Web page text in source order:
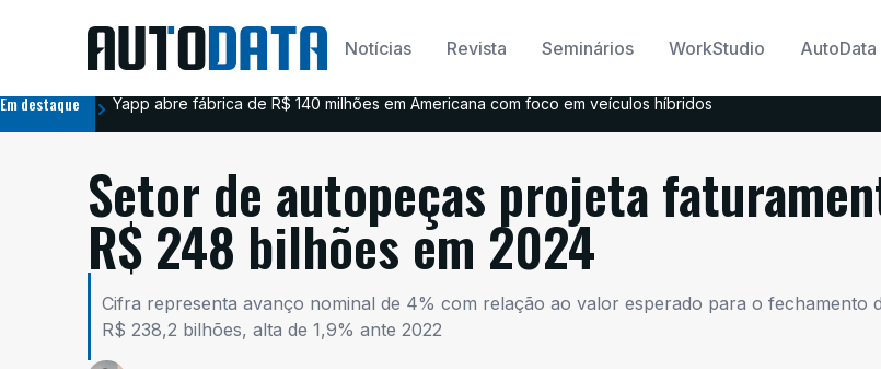
Notícias Revista Seminários WorkStudio AutoData
Em destaque Yapp abre fábrica de R$ 140 milhões em Americana com foco em veículos híbridos
Setor de autopeças projeta
R$ 248 bilhões em 2024
Cifra representa avanço nominal de 4% com relação ao valor esperado para o fechamento
R$ 238,2 bilhões, alta de 1,9% ante 2022